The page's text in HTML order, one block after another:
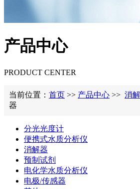
产品中心
PRODUCT CENTER
当前位置： 首页 >> 产品中心 >> 消
器
分光光度计
便携式水质分析仪
消解器
预制试剂
电化学水质分析仪
电极/传感器